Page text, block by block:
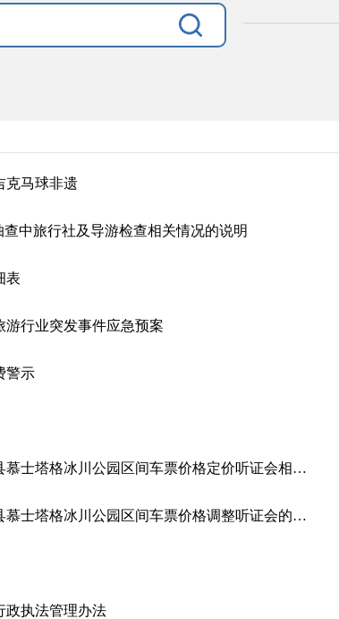
克马球非遗
查中旅行社及导游检查相关情况的说明
表
行业突发事件应急预案
警示
关于公示塔什库尔干塔吉克自治县慕士塔格冰川公园区间车票价格定价听证会相关事宜的公告
关于召开塔什库尔干塔吉克自治县慕士塔格冰川公园区间车票价格调整听证会的公告
政执法管理办法